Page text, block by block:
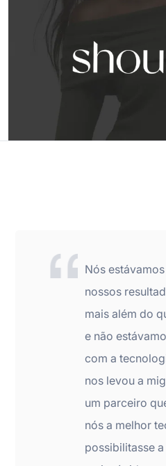
Nós
nossos
mais além do
e não
com a
nos levou a
um parceiro
nós a melhor
possibilitasse